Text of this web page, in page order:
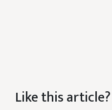
Like this article?